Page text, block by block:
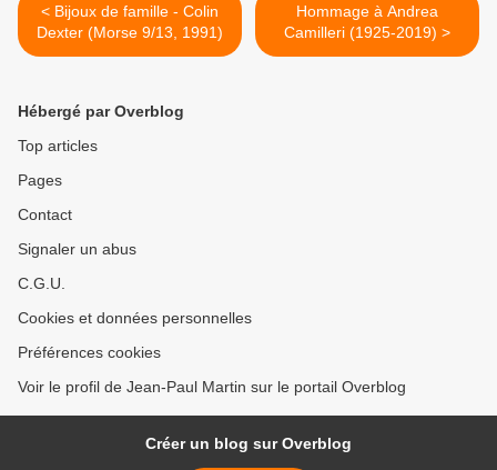
< Bijoux de famille - Colin
Dexter (Morse 9/13, 1991)
Hommage à Andrea
Camilleri (1925-2019) >
Hébergé par Overblog
Top articles
Pages
Contact
Signaler un abus
C.G.U.
Cookies et données personnelles
Préférences cookies
Voir le profil de Jean-Paul Martin sur le portail Overblog
Créer un blog sur Overblog